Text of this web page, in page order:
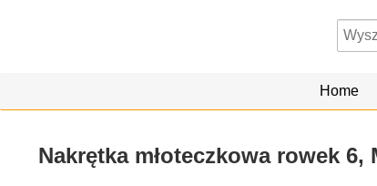
Home
Nakrętka młoteczkowa rowek 6,